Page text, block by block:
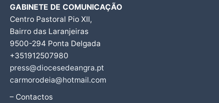
GABINETE DE COMUNICAÇÃO
Centro Pastoral Pio XII,
Bairro das Laranjeiras
9500-294 Ponta Delgada
+351912507980
press@diocesedeangra.pt
carmorodeia@hotmail.com
– Contactos